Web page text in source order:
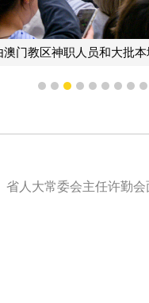
门教区神职人员和大批本
1 2 3 4 5 6 7 8 9
人大常委会主任许勤会